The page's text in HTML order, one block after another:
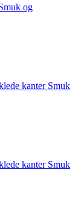
og
kanter Smuk
kanter Smuk